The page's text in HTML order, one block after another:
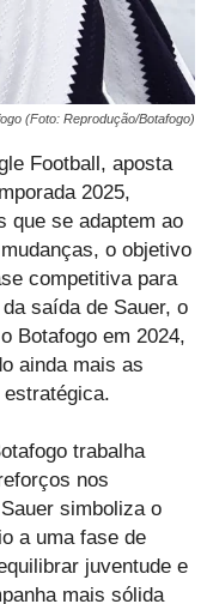
(Foto: Reprodução/Botafogo)
Football, aposta
2025,
que se adaptem ao
o objetivo
competitiva para
saída de Sauer, o
Botafogo em 2024,
ainda mais as
trabalha
nos
simboliza o
a uma fase de
juventude e
mais sólida